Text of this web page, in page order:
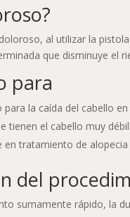
al utilizar la
que disminuye el
para
la caída del cabello
tienen el cabello muy débil
en tratamiento de
del
sumamente rápido, la